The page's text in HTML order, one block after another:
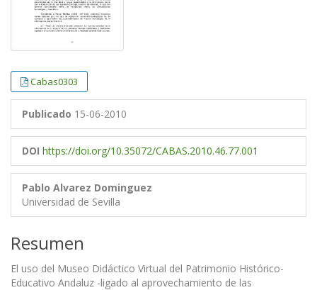
Cabas0303
Publicado 15-06-2010
DOI https://doi.org/10.35072/CABAS.2010.46.77.001
Pablo Alvarez Dominguez
Universidad de Sevilla
Resumen
El uso del Museo Didáctico Virtual del Patrimonio Histórico-
Educativo Andaluz -ligado al aprovechamiento de las